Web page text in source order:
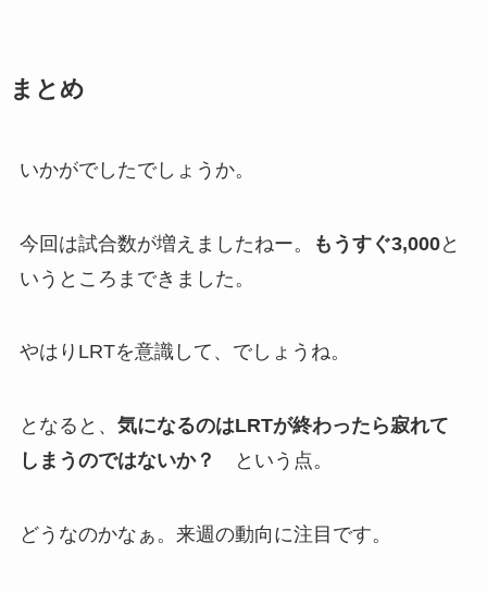
まとめ
いかがでしたでしょうか。
今回は試合数が増えましたねー。 もうすぐ3,000と
いうところまできました。
やはりLRTを意識して、でしょうね。
となると、 気になるのはLRTが終わったら寂れて
しまうのではないか？
という点。
どうなのかなぁ。来週の動向に注目です。